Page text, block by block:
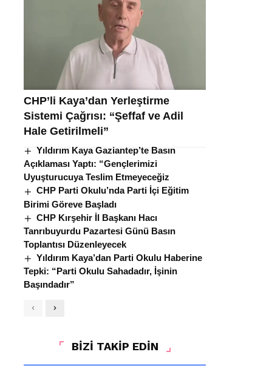
CHP’li Kaya’dan Yerleştirme
Sistemi Çağrısı: “Şeffaf ve Adil
Hale Getirilmeli”
Yıldırım Kaya Gaziantep’te Basın
Açıklaması Yaptı: “Gençlerimizi
Uyuşturucuya Teslim Etmeyeceğiz
CHP Parti Okulu’nda Parti İçi Eğitim
Birimi Göreve Başladı
CHP Kırşehir İl Başkanı Hacı
Tanrıbuyurdu Pazartesi Günü Basın
Toplantısı Düzenleyecek
Yıldırım Kaya’dan Parti Okulu Haberine
Tepki: “Parti Okulu Sahadadır, İşinin
Başındadır”
BİZİ TAKİP EDİN